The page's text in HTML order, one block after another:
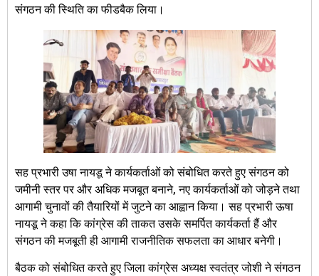
संगठन की स्थिति का फीडबैक लिया।
सह प्रभारी उषा नायडू ने कार्यकर्ताओं को संबोधित करते हुए संगठन को
जमीनी स्तर पर और अधिक मजबूत बनाने, नए कार्यकर्ताओं को जोड़ने तथा
आगामी चुनावों की तैयारियों में जुटने का आह्वान किया। सह प्रभारी ऊषा
नायडू ने कहा कि कांग्रेस की ताकत उसके समर्पित कार्यकर्ता हैं और
संगठन की मजबूती ही आगामी राजनीतिक सफलता का आधार बनेगी।
बैठक को संबोधित करते हुए जिला कांग्रेस अध्यक्ष स्वतंत्र जोशी ने संगठन